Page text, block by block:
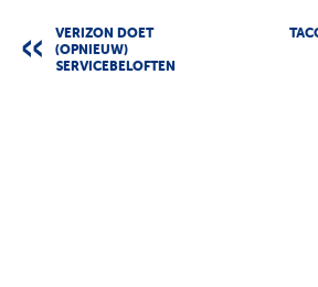
VERIZON DOET
(OPNIEUW)
SERVICEBELOFTEN